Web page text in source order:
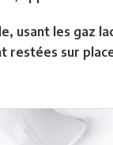
usant les gaz
restées sur